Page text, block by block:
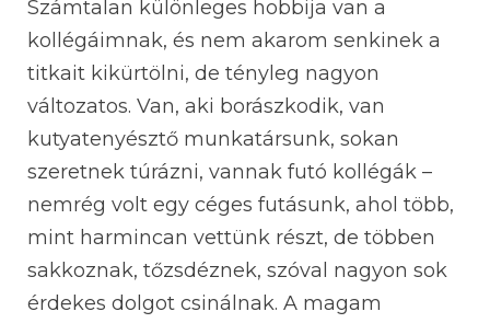
Számtalan különleges hobbija van a
kollégáimnak, és nem akarom senkinek a
titkait kikürtölni, de tényleg nagyon
változatos. Van, aki borászkodik, van
kutyatenyésztő munkatársunk, sokan
szeretnek túrázni, vannak futó kollégák –
nemrég volt egy céges futásunk, ahol több,
mint harmincan vettünk részt, de többen
sakkoznak, tőzsdéznek, szóval nagyon sok
érdekes dolgot csinálnak. A magam